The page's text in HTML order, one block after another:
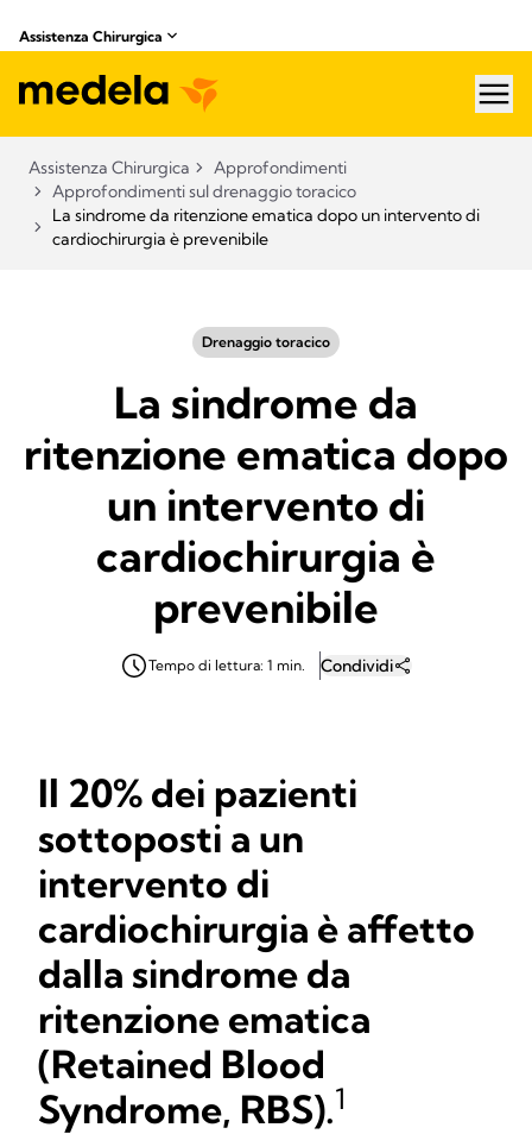
Assistenza Chirurgica
Assistenza Chirurgica
Approfondimenti
Approfondimenti sul drenaggio toracico
La sindrome da ritenzione ematica dopo un intervento di
cardiochirurgia è prevenibile
Drenaggio toracico
La sindrome da
ritenzione ematica dopo
un intervento di
cardiochirurgia è
prevenibile
Tempo di lettura: 1 min. Condividi
Il 20% dei pazienti
sottoposti a un
intervento di
cardiochirurgia è affetto
dalla sindrome da
ritenzione ematica
(Retained Blood
Syndrome, RBS).1